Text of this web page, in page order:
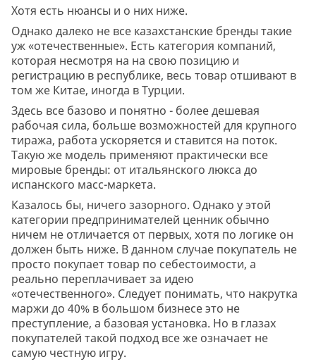
Хотя есть нюансы и о них ниже.
Однако далеко не все казахстанские бренды такие
уж «отечественные». Есть категория компаний,
которая несмотря на на свою позицию и
регистрацию в республике, весь товар отшивают в
том же Китае, иногда в Турции.
Здесь все базово и понятно - более дешевая
рабочая сила, больше возможностей для крупного
тиража, работа ускоряется и ставится на поток.
Такую же модель применяют практически все
мировые бренды: от итальянского люкса до
испанского масс-маркета.
Казалось бы, ничего зазорного. Однако у этой
категории предпринимателей ценник обычно
ничем не отличается от первых, хотя по логике он
должен быть ниже. В данном случае покупатель не
просто покупает товар по себестоимости, а
реально переплачивает за идею
«отечественного». Следует понимать, что накрутка
маржи до 40% в большом бизнесе это не
преступление, а базовая установка. Но в глазах
покупателей такой подход все же означает не
самую честную игру.